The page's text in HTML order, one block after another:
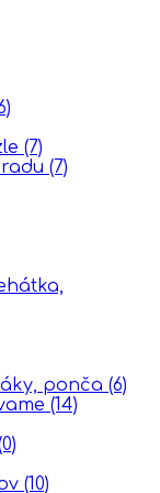
(7)
(7)
ponča (6)
(14)
(10)